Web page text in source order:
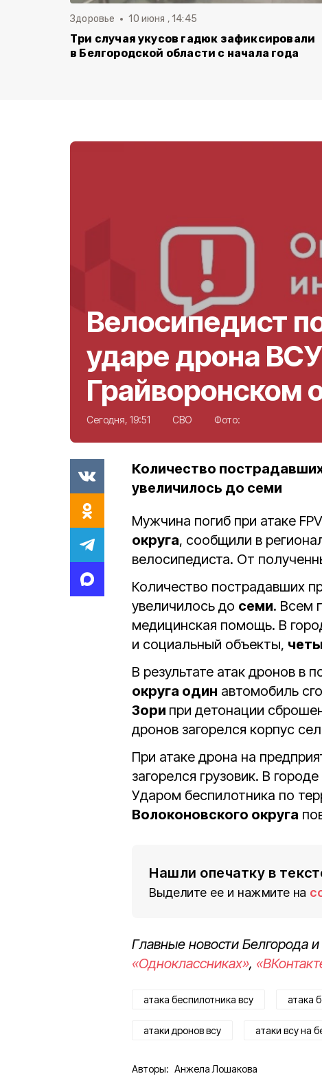
Здоровье 10 июня , 14:45
Три случая укусов гадюк зафиксировали
в Белгородской области с начала года
Велосипедист
ударе дрона
Грайворонском
Сегодня, 19:51 СВО Фото:
Количество
увеличилось до семи
Мужчина погиб при атаке
округа, сообщили в
велосипедиста. От
Количество пострадавших
увеличилось до семи. Всем
медицинская помощь. В
и социальный объекты,
В результате атак дронов в
округа один автомобиль
Зори при детонации
дронов загорелся корпус
При атаке дрона на
загорелся грузовик. В
Ударом беспилотника по
Волоконовского округа
Нашли опечатку в
Выделите ее и нажмите на
Главные новости Белгорода
«Одноклассниках»,
атака беспилотника всу атака
атаки дронов всу атаки всу на
Авторы: Анжела Лошакова